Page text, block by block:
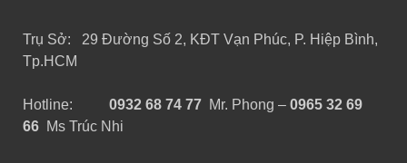
Trụ Sở: 29 Đường Số 2, KĐT Vạn Phúc, P. Hiệp Bình,
Tp.HCM
Hotline: 0932 68 74 77 Mr. Phong – 0965 32 69
66 Ms Trúc Nhi